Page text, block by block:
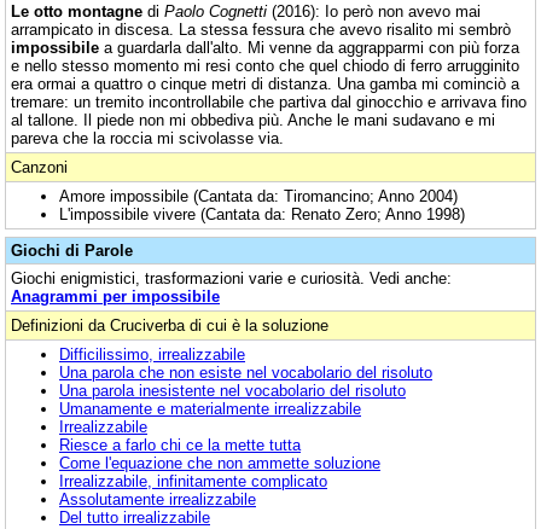
Le otto montagne di Paolo Cognetti (2016): Io però non avevo mai
arrampicato in discesa. La stessa fessura che avevo risalito mi sembrò
impossibile a guardarla dall'alto. Mi venne da aggrapparmi con più forza
e nello stesso momento mi resi conto che quel chiodo di ferro arrugginito
era ormai a quattro o cinque metri di distanza. Una gamba mi cominciò a
tremare: un tremito incontrollabile che partiva dal ginocchio e arrivava fino
al tallone. Il piede non mi obbediva più. Anche le mani sudavano e mi
pareva che la roccia mi scivolasse via.
Canzoni
Amore impossibile (Cantata da: Tiromancino; Anno 2004)
L'impossibile vivere (Cantata da: Renato Zero; Anno 1998)
Giochi di Parole
Giochi enigmistici, trasformazioni varie e curiosità. Vedi anche:
Anagrammi per impossibile
Definizioni da Cruciverba di cui è la soluzione
Difficilissimo, irrealizzabile
Una parola che non esiste nel vocabolario del risoluto
Una parola inesistente nel vocabolario del risoluto
Umanamente e materialmente irrealizzabile
Irrealizzabile
Riesce a farlo chi ce la mette tutta
Come l'equazione che non ammette soluzione
Irrealizzabile, infinitamente complicato
Assolutamente irrealizzabile
Del tutto irrealizzabile